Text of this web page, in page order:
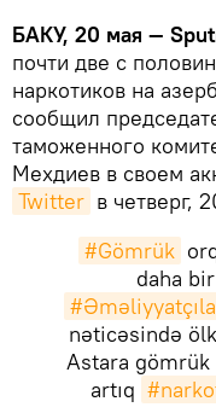
БАКУ, 20 мая —
почти две с
наркотиков на
сообщил
таможенного
Мехдиев в своем
Twitter в четверг,
#Gömrük
daha
nəticəsində
Astara
artıq